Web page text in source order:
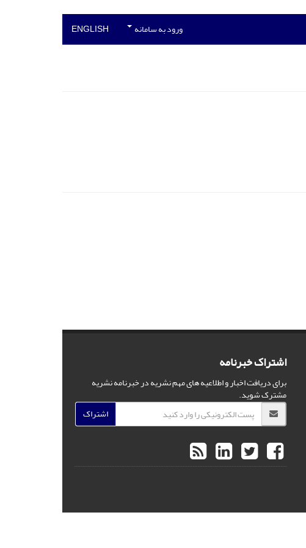
ورود به سامانه ENGLISH
اشتراک خبرنامه
برای دریافت اخبار و اطلاعیه های مهم نشریه در خبرنامه نشریه
مشترک شوید.
اشتراک